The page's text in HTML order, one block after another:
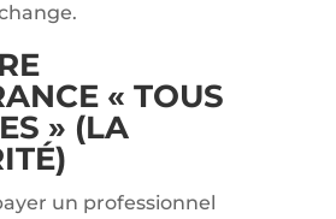
« TOUS
» (LA
un professionnel